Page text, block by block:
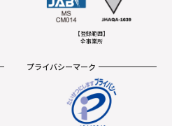
【登録範囲】
全事業所
プライバシーマーク